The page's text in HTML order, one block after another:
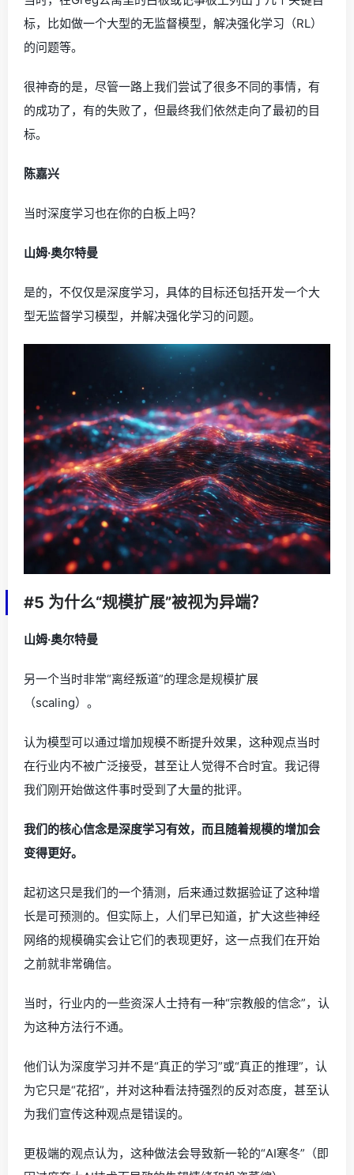
标，比如做一个大型的无监督模型，解决强化学习（RL）
的问题等。
很神奇的是，尽管一路上我们尝试了很多不同的事情，有
的成功了，有的失败了，但最终我们依然走向了最初的目
标。
陈嘉兴
当时深度学习也在你的白板上吗？
山姆·奥尔特曼
是的，不仅仅是深度学习，具体的目标还包括开发一个大
型无监督学习模型，并解决强化学习的问题。
#5 为什么“规模扩展”被视为异端？
山姆·奥尔特曼
另一个当时非常“离经叛道”的理念是规模扩展
（scaling）。
认为模型可以通过增加规模不断提升效果，这种观点当时
在行业内不被广泛接受，甚至让人觉得不合时宜。我记得
我们刚开始做这件事时受到了大量的批评。
我们的核心信念是深度学习有效，而且随着规模的增加会
变得更好。
起初这只是我们的一个猜测，后来通过数据验证了这种增
长是可预测的。但实际上，人们早已知道，扩大这些神经
网络的规模确实会让它们的表现更好，这一点我们在开始
之前就非常确信。
当时，行业内的一些资深人士持有一种“宗教般的信念”，认
为这种方法行不通。
他们认为深度学习并不是“真正的学习”或“真正的推理”，认
为它只是“花招”，并对这种看法持强烈的反对态度，甚至认
为我们宣传这种观点是错误的。
更极端的观点认为，这种做法会导致新一轮的“AI寒冬”（即